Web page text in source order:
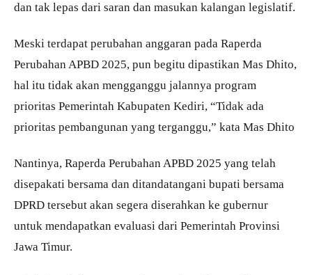
dan tak lepas dari saran dan masukan kalangan legislatif.
Meski terdapat perubahan anggaran pada Raperda
Perubahan APBD 2025, pun begitu dipastikan Mas Dhito,
hal itu tidak akan mengganggu jalannya program
prioritas Pemerintah Kabupaten Kediri, “Tidak ada
prioritas pembangunan yang terganggu,” kata Mas Dhito
Nantinya, Raperda Perubahan APBD 2025 yang telah
disepakati bersama dan ditandatangani bupati bersama
DPRD tersebut akan segera diserahkan ke gubernur
untuk mendapatkan evaluasi dari Pemerintah Provinsi
Jawa Timur.